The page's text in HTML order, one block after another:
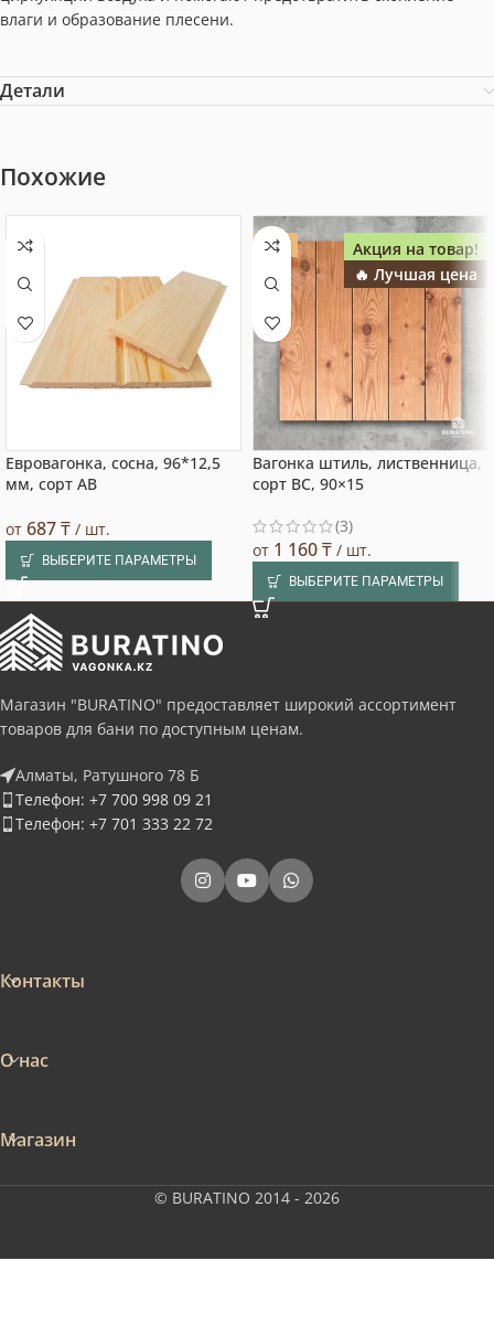
влаги и образование плесени.
Детали
Похожие
Евровагонка, сосна, 96*12,5
мм, сорт AB
от 687₸ / шт.
ВЫБЕРИТЕ ПАРАМЕТРЫ
ХИТ
Акция на товар!
🔥 Лучшая цена
Вагонка штиль, лиственница,
сорт BC, 90×15
(3)
от 1 160₸ / шт.
ВЫБЕРИТЕ ПАРАМЕТРЫ
Магазин "BURATINO" предоставляет широкий ассортимент
товаров для бани по доступным ценам.
Алматы, Ратушного 78 Б
Телефон: +7 700 998 09 21
Телефон: +7 701 333 22 72
Контакты
О нас
Магазин
© BURATINO 2014 - 2026